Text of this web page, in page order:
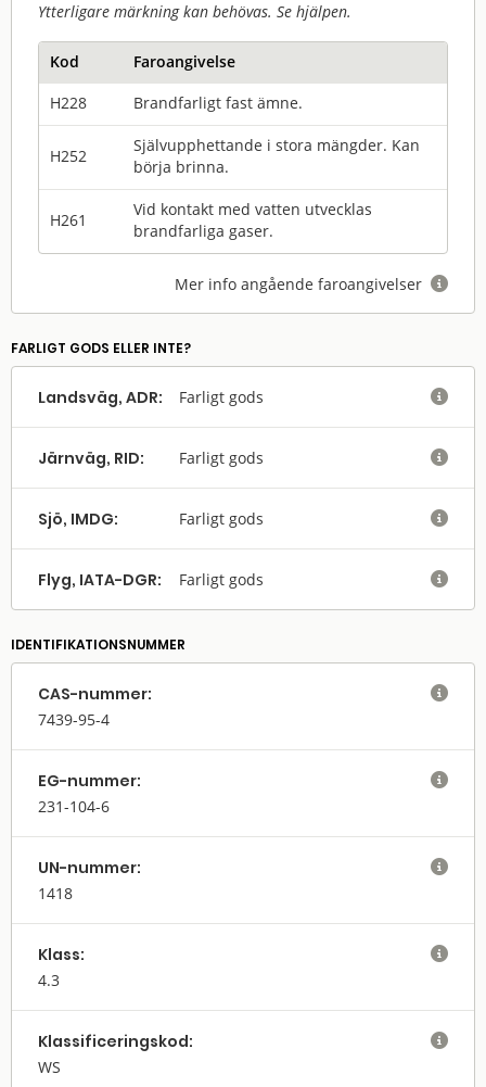
Ytterligare märkning kan behövas. Se hjälpen.
Kod
Faroangivelse
H228
Brandfarligt fast ämne.
H252
Självupphettande i stora mängder. Kan
börja brinna.
H261
Vid kontakt med vatten utvecklas
brandfarliga gaser.
Mer info angående faroangivelser 
FARLIGT GODS ELLER INTE?
Landsväg, ADR: Farligt gods 
Järnväg, RID: Farligt gods 
Sjö, IMDG: Farligt gods 
Flyg, IATA-DGR: Farligt gods 
IDENTIFIKATIONSNUMMER
CAS-nummer:
7439-95-4

EG-nummer:
231-104-6

UN-nummer:
1418

Klass:
4.3

Klassifi­cerings­kod:
WS
